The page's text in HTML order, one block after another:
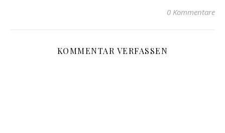
0 Kommentare
KOMMENTAR VERFASSEN